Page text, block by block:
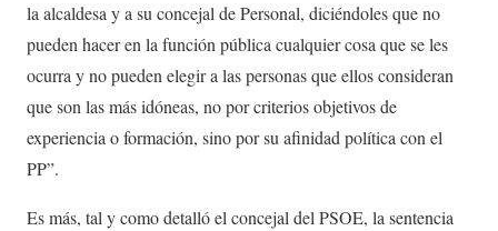
la alcaldesa y a su concejal de Personal, diciéndoles que no
pueden hacer en la función pública cualquier cosa que se les
ocurra y no pueden elegir a las personas que ellos consideran
que son las más idóneas, no por criterios objetivos de
experiencia o formación, sino por su afinidad política con el
PP”.
Es más, tal y como detalló el concejal del PSOE, la sentencia